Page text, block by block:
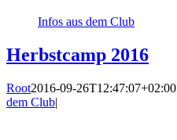
Infos aus dem Club
Herbstcamp 2016
Root2016-09-26T12:47:07+02:00
dem Club|